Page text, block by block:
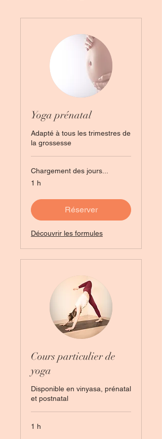
Yoga prénatal
Adapté à tous les trimestres de
la grossesse
Chargement des jours...
1 h
Réserver
Découvrir les formules
Cours particulier de
yoga
Disponible en vinyasa, prénatal
et postnatal
1 h